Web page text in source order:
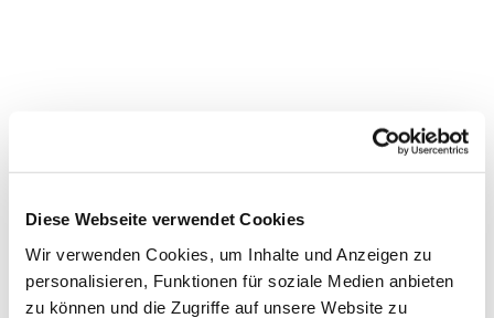
Diese Webseite verwendet Cookies
Wir verwenden Cookies, um Inhalte und Anzeigen zu
personalisieren, Funktionen für soziale Medien anbieten
zu können und die Zugriffe auf unsere Website zu